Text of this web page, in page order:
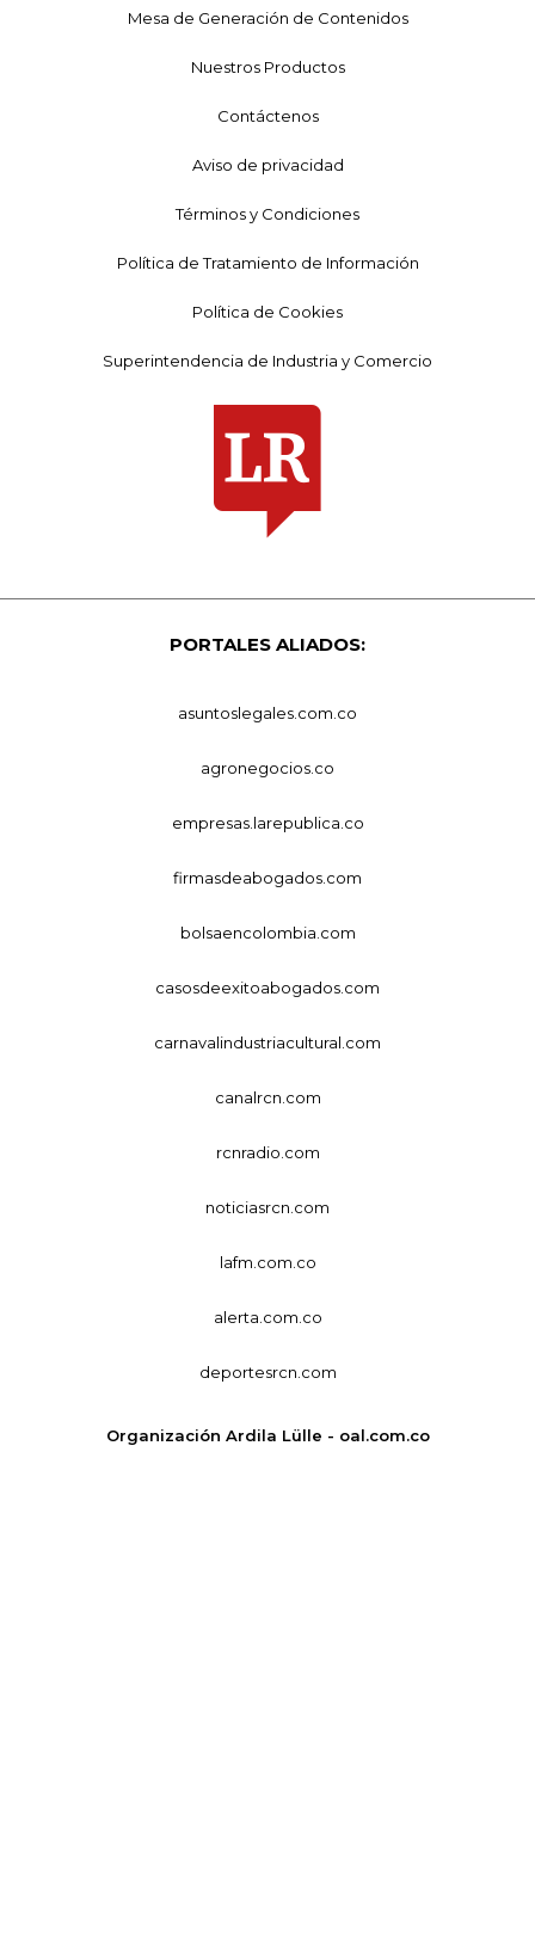
Mesa de Generación de Contenidos
Nuestros Productos
Contáctenos
Aviso de privacidad
Términos y Condiciones
Política de Tratamiento de Información
Política de Cookies
Superintendencia de Industria y Comercio
PORTALES ALIADOS:
asuntoslegales.com.co
agronegocios.co
empresas.larepublica.co
firmasdeabogados.com
bolsaencolombia.com
casosdeexitoabogados.com
carnavalindustriacultural.com
canalrcn.com
rcnradio.com
noticiasrcn.com
lafm.com.co
alerta.com.co
deportesrcn.com
Organización Ardila Lülle - oal.com.co